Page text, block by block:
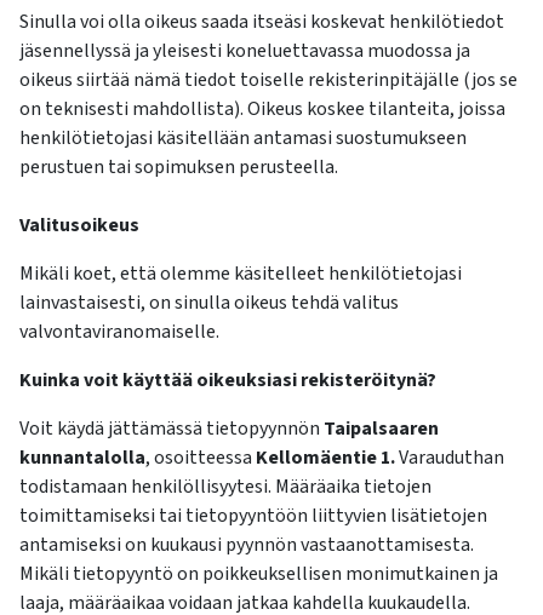
Sinulla voi olla oikeus saada itseäsi koskevat henkilötiedot
jäsennellyssä ja yleisesti koneluettavassa muodossa ja
oikeus siirtää nämä tiedot toiselle rekisterinpitäjälle (jos se
on teknisesti mahdollista). Oikeus koskee tilanteita, joissa
henkilötietojasi käsitellään antamasi suostumukseen
perustuen tai sopimuksen perusteella.
Valitusoikeus
Mikäli koet, että olemme käsitelleet henkilötietojasi
lainvastaisesti, on sinulla oikeus tehdä valitus
valvontaviranomaiselle.
Kuinka voit käyttää oikeuksiasi rekisteröitynä?
Voit käydä jättämässä tietopyynnön Taipalsaaren
kunnantalolla, osoitteessa Kellomäentie 1.Varauduthan
todistamaan henkilöllisyytesi. Määräaika tietojen
toimittamiseksi tai tietopyyntöön liittyvien lisätietojen
antamiseksi on kuukausi pyynnön vastaanottamisesta.
Mikäli tietopyyntö on poikkeuksellisen monimutkainen ja
laaja, määräaikaa voidaan jatkaa kahdella kuukaudella.